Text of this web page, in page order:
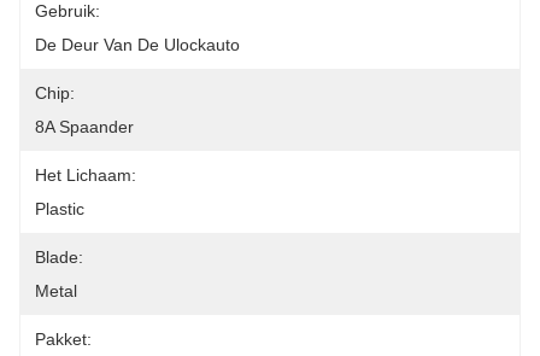
Gebruik:
De Deur Van De Ulockauto
Chip:
8A Spaander
Het Lichaam:
Plastic
Blade:
Metal
Pakket: